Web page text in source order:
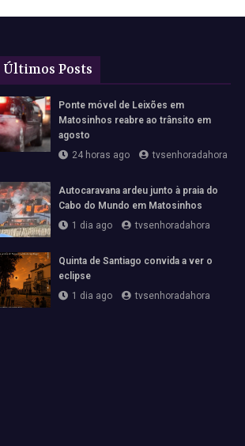
Últimos Posts
Ponte móvel de Leixões em
Matosinhos reabre ao trânsito em
agosto
24 horas ago
tvsenhoradahora
Autocaravana ardeu junto à praia do
Cabo do Mundo em Matosinhos
1 dia ago
tvsenhoradahora
Quinta de Santiago convida a ver o
eclipse
1 dia ago
tvsenhoradahora